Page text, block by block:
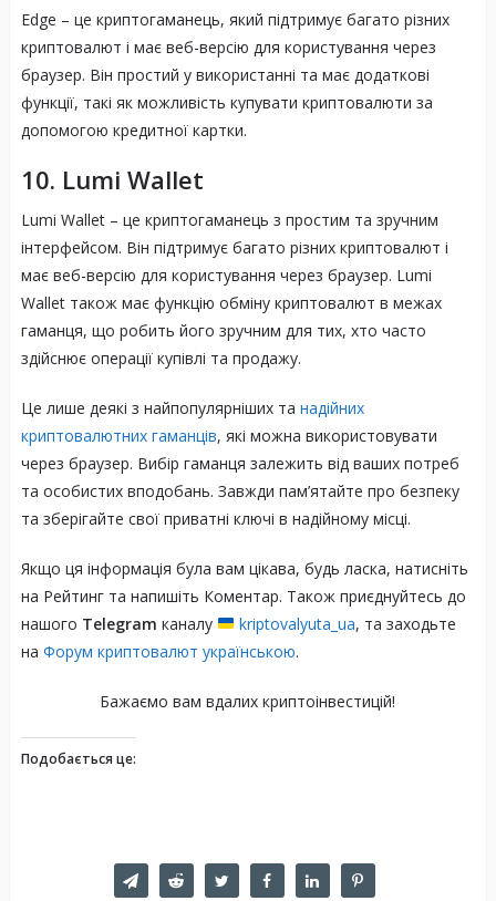
Edge – це криптогаманець, який підтримує багато різних
криптовалют і має веб-версію для користування через
браузер. Він простий у використанні та має додаткові
функції, такі як можливість купувати криптовалюти за
допомогою кредитної картки.
10. Lumi Wallet
Lumi Wallet – це криптогаманець з простим та зручним
інтерфейсом. Він підтримує багато різних криптовалют і
має веб-версію для користування через браузер. Lumi
Wallet також має функцію обміну криптовалют в межах
гаманця, що робить його зручним для тих, хто часто
здійснює операції купівлі та продажу.
Це лише деякі з найпопулярніших та надійних
криптовалютних гаманців, які можна використовувати
через браузер. Вибір гаманця залежить від ваших потреб
та особистих вподобань. Завжди пам’ятайте про безпеку
та зберігайте свої приватні ключі в надійному місці.
Якщо ця інформація була вам цікава, будь ласка, натисніть
на Рейтинг та напишіть Коментар. Також приєднуйтесь до
нашого Telegram каналу kriptovalyuta_ua, та заходьте
на Форум криптовалют українською.
Бажаємо вам вдалих криптоінвестицій!
Подобається це: